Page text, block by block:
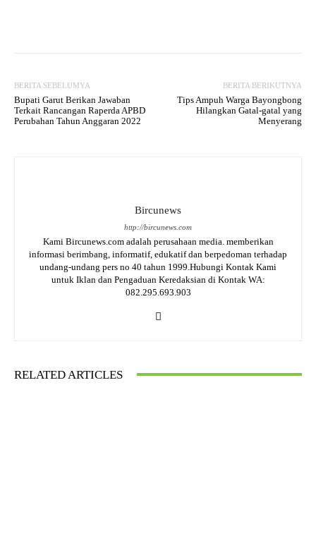
BERITA SEBELUMYA
Bupati Garut Berikan Jawaban
Terkait Rancangan Raperda APBD
Perubahan Tahun Anggaran 2022
BERITA BERIKUTNYA
Tips Ampuh Warga Bayongbong
Hilangkan Gatal-gatal yang
Menyerang
Bircunews
http://bircunews.com
Kami Bircunews.com adalah perusahaan media. memberikan
informasi berimbang, informatif, edukatif dan berpedoman terhadap
undang-undang pers no 40 tahun 1999.Hubungi Kontak Kami
untuk Iklan dan Pengaduan Keredaksian di Kontak WA:
082.295.693.903
RELATED ARTICLES